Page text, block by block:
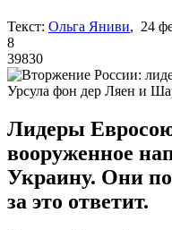
Текст: Ольга Яниви, 24
8
39830
Урсула фон дер Ляен и
Лидеры
вооруженное
Украину. Они
за это ответит.